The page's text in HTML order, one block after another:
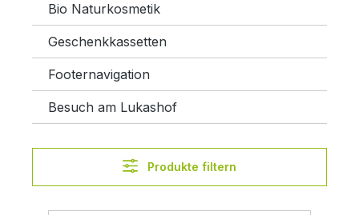
Bio Naturkosmetik
Geschenkkassetten
Footernavigation
Besuch am Lukashof
Produkte filtern